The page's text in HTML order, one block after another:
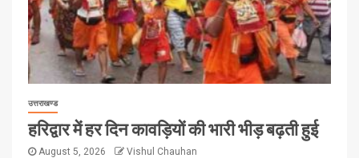
उत्तराखण्ड
हरिद्वार में हर दिन कावड़ियों की भारी भीड़ बढ़ती हुई
August 5, 2026 Vishul Chauhan